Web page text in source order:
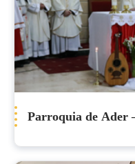
Parroquia de Ader